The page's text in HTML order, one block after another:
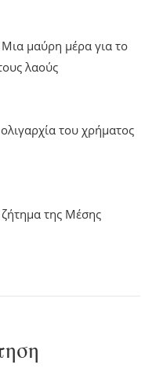
μαύρη μέρα για το
λαούς
του χρήματος
της Μέσης